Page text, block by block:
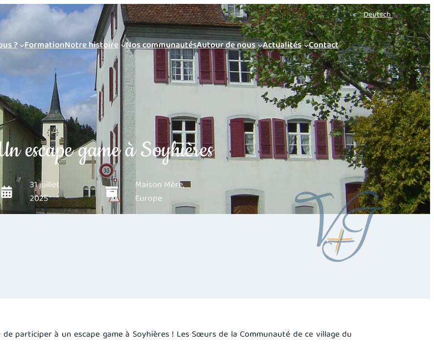
Deutsch
? FormationNotre histoire Nos communautésAutour de nous Actualités Contact
escape game à Soyhières
31 juillet
2025
Maison Mère,
Europe
participer à un escape game à Soyhières ! Les Sœurs de la Communauté de ce village du